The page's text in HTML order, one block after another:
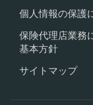
個人情報の保護
保険代理店業務
基本方針
サイトマップ